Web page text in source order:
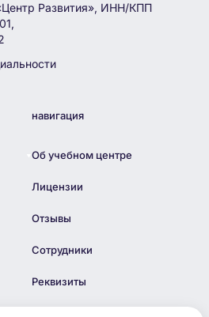
Развития», ИНН/КПП
навигация
Об учебном центре
Лицензии
Отзывы
Сотрудники
Реквизиты